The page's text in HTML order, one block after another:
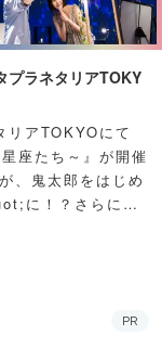
プラネタリアTOKY
リアTOKYOにて
座たち～』が開催
、鬼太郎をはじめ
に！？さらに例
PR